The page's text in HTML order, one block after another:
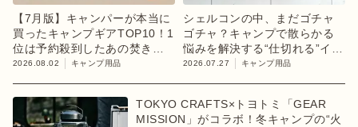
【7月版】キャンパーが本当に
買ったキャンプギアTOP10！1
位は予約殺到したあの焚き火
台
2026.08.02 キャンプ用品
シェルコンの中、まだゴチャ
ゴチャ？キャンプで散らかる
悩みを解決する“仕切れる”イン
ナーケース
2026.07.27 キャンプ用品
TOKYO CRAFTS×トヨトミ「GEAR
MISSION」がコラボ！冬キャンプの“火